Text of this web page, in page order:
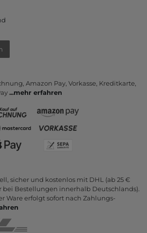
Amazon Pay, Vor­kasse, Kredit­karte,
...mehr erfahren
sicher und kostenlos mit DHL (ab 25 €
bei Bestel­lungen inner­halb Deutsch­lands).
Ware er­folgt sofort nach Zahlungs­